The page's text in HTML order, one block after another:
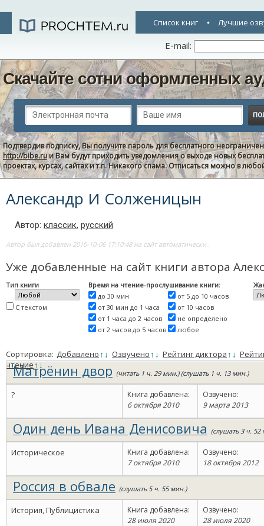
Список книг Лучшие
E-mail:
Скачайте сотни оформленных
Подтвердив подписку, Вы получите пароль для бесплатного
http://bibe.ruи Вам будут приходить уведомления о выходе новых
проектах, курсах, сайтах и т.п. Никакого спама. Отписаться можно в
Александр И Солженицын
Автор: классик, русский
Автор был добавлен 2010-10-06 17:10:48 на сайт автоматически..
Уже добавленные на сайт книги автора
Тип книги
С текстом
Время на чтение-прослушивание книги:
до 30 мин
от 30 мин до 1 часа
от 1 часа до 2 часов
от 2 часов до 5 часов
от 5 до 10 часов
от 10 часов
не определено
любое
Сортировка: Добавлено↑ ↓ Озвучено↑ ↓ Рейтинг диктора↑ ↓
чтение↑↓
Матрёнин двор (читать 1 ч. 29 мин.) (слушать 1 ч. 13 мин.)
?
Книга добавлена:
6 октября 2010
Озвучено:
9 марта 2013
Один день Ивана Денисовича (слушать 3 ч. 52
Историческое
Книга добавлена:
7 октября 2010
Озвучено:
18 октября 2012
Россия в обвале (слушать 5 ч. 55 мин.)
История, Публицистика
Книга добавлена:
28 июля 2020
Озвучено:
28 июля 2020